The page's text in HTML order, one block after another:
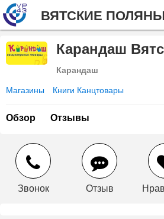
ВЯТСКИЕ ПОЛЯНЫ
Карандаш
Карандаш
Магазины Книги Канцтовары
Обзор Отзывы
Звонок Отзыв